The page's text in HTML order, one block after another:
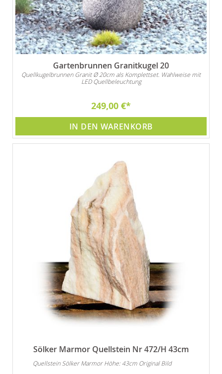
Gartenbrunnen Granitkugel 20
Quellkugelbrunnen Granit Ø 20cm als Komplettset. Wahlweise mit
LED Quellbeleuchtung
249,00 €
IN DEN WARENKORB
Sölker Marmor Quellstein Nr 472/H 43cm
Quellstein Sölker Marmor Höhe: 43cm Original Bild